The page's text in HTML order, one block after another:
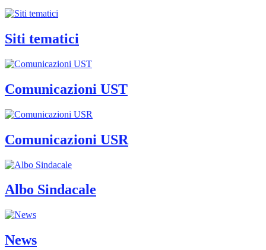
Siti tematici
Comunicazioni UST
Comunicazioni USR
Albo Sindacale
News